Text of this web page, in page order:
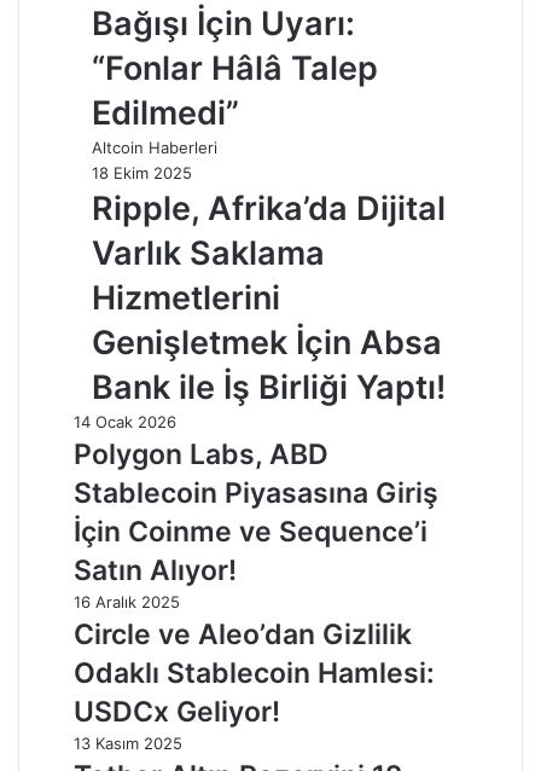
Bağışı İçin Uyarı:
“Fonlar Hâlâ Talep
Edilmedi”
Altcoin Haberleri
18 Ekim 2025
Ripple, Afrika’da Dijital
Varlık Saklama
Hizmetlerini
Genişletmek İçin Absa
Bank ile İş Birliği Yaptı!
14 Ocak 2026
Polygon Labs, ABD
Stablecoin Piyasasına Giriş
İçin Coinme ve Sequence’i
Satın Alıyor!
16 Aralık 2025
Circle ve Aleo’dan Gizlilik
Odaklı Stablecoin Hamlesi:
USDCx Geliyor!
13 Kasım 2025